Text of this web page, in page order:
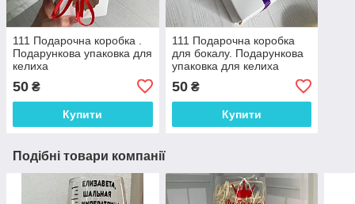
111 Подарочна коробка .
Подарункова упаковка для
келиха
50 ₴
Купити
111 Подарочна коробка
для бокалу. Подарункова
упаковка для келиха
50₴
Купити
Подібні товари компанії